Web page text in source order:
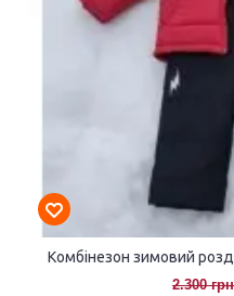
Комбінезон зимовий
2.300 грн